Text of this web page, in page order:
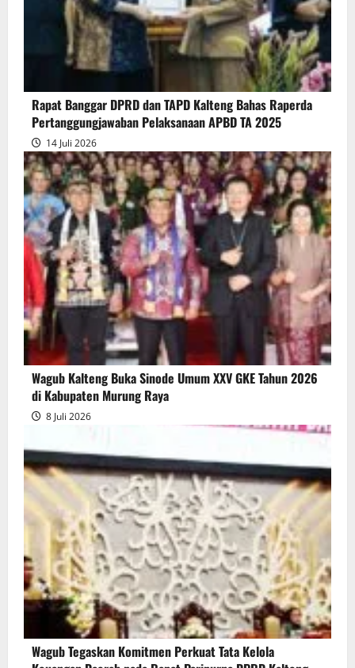
atas
Persetujuan
Bersama
Raperda
Pertanggungjawaban
Pelaksanaan
APBD
2025
Rapat Banggar DPRD dan TAPD Kalteng Bahas Raperda
Pertanggungjawaban Pelaksanaan APBD TA 2025
14 Juli 2026
Wagub Kalteng Buka Sinode Umum XXV GKE Tahun 2026
di Kabupaten Murung Raya
8 Juli 2026
Wagub Tegaskan Komitmen Perkuat Tata Kelola